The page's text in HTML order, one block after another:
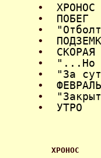
• ХРОНОС
• ПОБЕГ
•
•
• СКОРАЯ
•
"...Но
•
"За
• ФЕВРАЛЬ
•
• УТРО
ХРОНОС